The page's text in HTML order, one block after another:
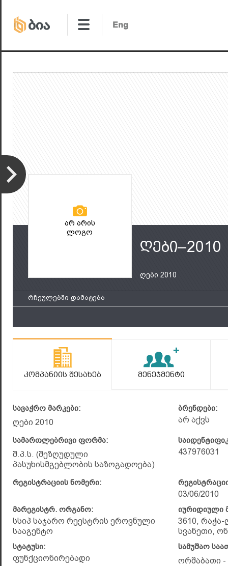
არ არის
ლოგო
ღები–2010
ღები 2010
რჩეულებში დამატება
Კომპანიის Შესახებ Მენეჯმენტი
სავაჭრო მარკები:
ღები 2010
ბრენდები:
არ აქვს
სამართლებრივი ფორმა:
შ.პ.ს. (შეზღუდული
პასუხისმგებლობის საზოგადოება)
437976031
რეგისტრაციის ნომერი:
03/06/2010
მარეგისტრ. ორგანო:
სსიპ საჯარო რეესტრის ეროვნული
სააგენტო
იურიდიული
3610,
სვანეთი,
სტატუსი:
ფუნქციონირებადი
სამუშაო
ორშაბათი -